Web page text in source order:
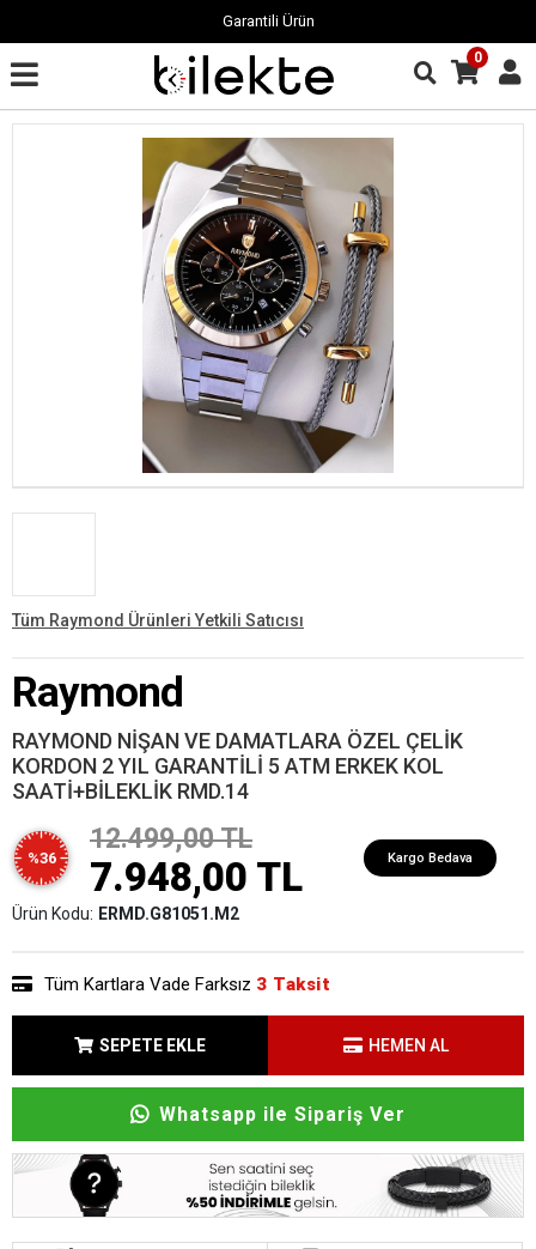
Garantili Ürün
0
Tüm Raymond Ürünleri Yetkili Satıcısı
Raymond
RAYMOND NİŞAN VE DAMATLARA ÖZEL ÇELİK
KORDON 2 YIL GARANTİLİ 5 ATM ERKEK KOL
SAATİ+BİLEKLİK RMD.14
%36
12.499,00 TL
7.948,00 TL Kargo Bedava
Ürün Kodu: ERMD.G81051.M2
Tüm Kartlara Vade Farksız 3 Taksit
SEPETE EKLE HEMEN AL
Whatsapp ile Sipariş Ver